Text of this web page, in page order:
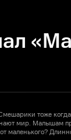
тоже
мир. Малышам
маленького?